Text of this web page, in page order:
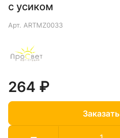
с усиком
Арт. ARTMZ0033
264 ₽
Заказать